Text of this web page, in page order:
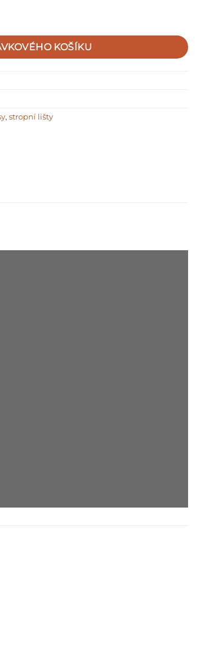
KOŠÍKU
, stropní lišty